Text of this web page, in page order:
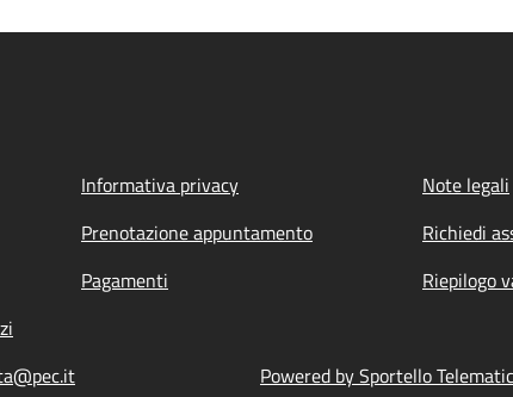
Informativa privacy
Note legali
Prenotazione appuntamento
Richiedi
Pagamenti
Riepilogo
Powered by Sportello